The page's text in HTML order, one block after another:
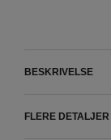
BESKRIVELSE
FLERE DETALJER